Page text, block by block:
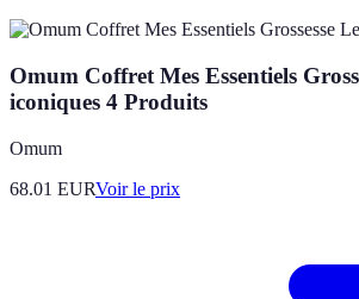
Omum Coffret Mes Essentiels
iconiques 4 Produits
Omum
68.01 EURVoir le prix